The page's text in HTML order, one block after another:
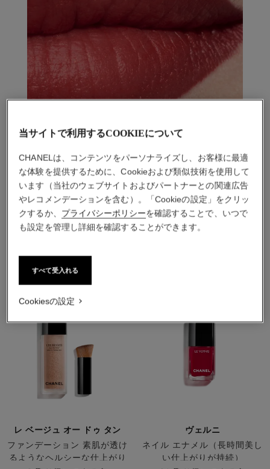
おすすめの製品
レ ベージュ オー ドゥ タン
ファンデーション 素肌が透け
るようなヘルシーな仕上がり
参照番号158810
ヴェルニ
ネイル エナメル（長時間美し
い仕上がりが持続）
参照番号179151
当サイトで利用するCOOKIEについて
CHANELは、コンテンツをパーソナライズし、お客様に最適
な体験を提供するために、Cookieおよび類似技術を使用して
います（当社のウェブサイトおよびパートナーとの関連広告
やレコメンデーションを含む）。「Cookieの設定」をクリッ
クするか、 プライバシーポリシーを確認することで、いつで
も設定を管理し詳細を確認することができます。
すべて受入れる
Cookiesの設定